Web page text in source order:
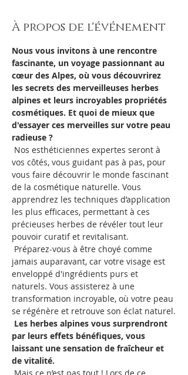
À propos de l'événement
Nous vous invitons à une rencontre
fascinante, un voyage passionnant au
cœur des Alpes, où vous découvrirez
les secrets des merveilleuses herbes
alpines et leurs incroyables propriétés
cosmétiques. Et quoi de mieux que
d'essayer ces merveilles sur votre peau
radieuse ?
vos côtés, vous guidant pas à pas, pour
vous faire découvrir le monde fascinant
de la cosmétique naturelle. Vous
apprendrez les techniques d’application
les plus efficaces, permettant à ces
précieuses herbes de révéler tout leur
pouvoir curatif et revitalisant.
jamais auparavant, car votre visage est
enveloppé d'ingrédients purs et
naturels. Vous assisterez à une
transformation incroyable, où votre peau
se régénère et retrouve son éclat naturel.
Les herbes alpines vous surprendront
par leurs effets bénéfiques, vous
laissant une sensation de fraîcheur et
de vitalité.